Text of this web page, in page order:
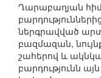
Ղարաբաղյան
ներգրավված
բազմազան,
շահերով և
բարդությունն